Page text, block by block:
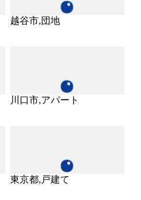
越谷市,団地
川口市,アパート
東京都,戸建て